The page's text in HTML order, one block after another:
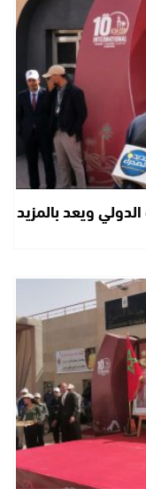
ويعد بالمزيد